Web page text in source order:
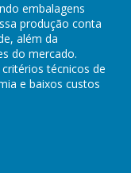
embalagens
produção conta
além da
do mercado.
técnicos de
e baixos custos